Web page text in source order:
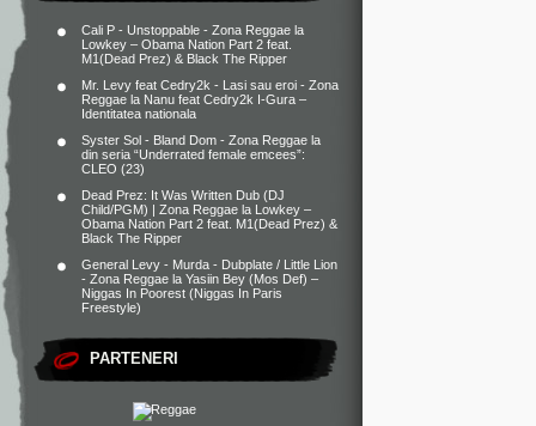
Cali P - Unstoppable - Zona Reggae la
Lowkey – Obama Nation Part 2 feat.
M1(Dead Prez) & Black The Ripper
Mr. Levy feat Cedry2k - Lasi sau eroi - Zona
Reggae la Nanu feat Cedry2k I-Gura –
Identitatea nationala
Syster Sol - Bland Dom - Zona Reggae la
din seria “Underrated female emcees”:
CLEO (23)
Dead Prez: It Was Written Dub (DJ
Child/PGM) | Zona Reggae la Lowkey –
Obama Nation Part 2 feat. M1(Dead Prez) &
Black The Ripper
General Levy - Murda - Dubplate / Little Lion
- Zona Reggae la Yasiin Bey (Mos Def) –
Niggas In Poorest (Niggas In Paris
Freestyle)
PARTENERI